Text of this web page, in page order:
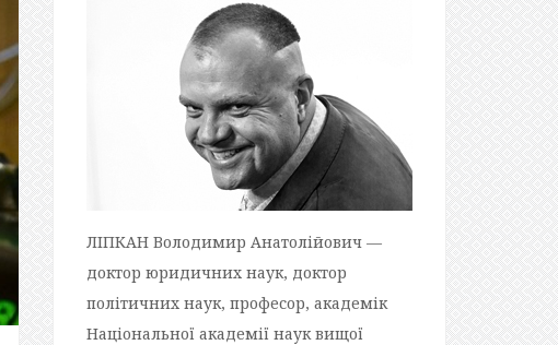
ЛІПКАН Володимир Анатолійович —
доктор юридичних наук, доктор
політичних наук, професор, академік
Національної академії наук вищої